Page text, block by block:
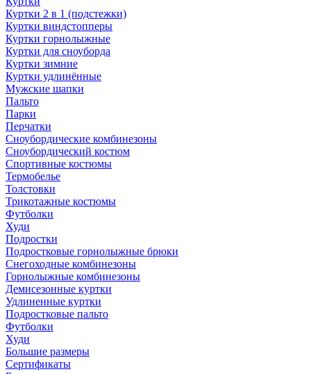
Куртки 2 в 1 (подстежки)
Куртки виндстопперы
Куртки горнолыжные
Куртки для сноуборда
Куртки зимние
Куртки удлинённые
Мужские шапки
Пальто
Парки
Перчатки
Сноубордические комбинезоны
Сноубордический костюм
Спортивные костюмы
Термобелье
Толстовки
Трикотажные костюмы
Футболки
Худи
Подростки
Подростковые горнолыжные брюки
Снегоходные комбинезоны
Горнолыжные комбинезоны
Демисезонные куртки
Удлиненные куртки
Подростковые пальто
Футболки
Худи
Большие размеры
Сертификаты